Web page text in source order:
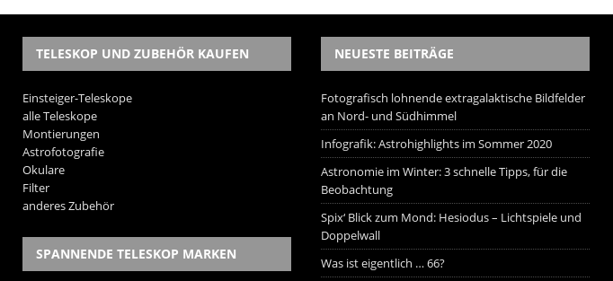
TELESKOP UND ZUBEHÖR KAUFEN
Einsteiger-Teleskope
alle Teleskope
Montierungen
Astrofotografie
Okulare
Filter
anderes Zubehör
SPANNENDE TELESKOP MARKEN
NEUESTE BEITRÄGE
Fotografisch lohnende extragalaktische Bildfelder
an Nord- und Südhimmel
Infografik: Astrohighlights im Sommer 2020
Astronomie im Winter: 3 schnelle Tipps, für die
Beobachtung
Spix‘ Blick zum Mond: Hesiodus – Lichtspiele und
Doppelwall
Was ist eigentlich … 66?